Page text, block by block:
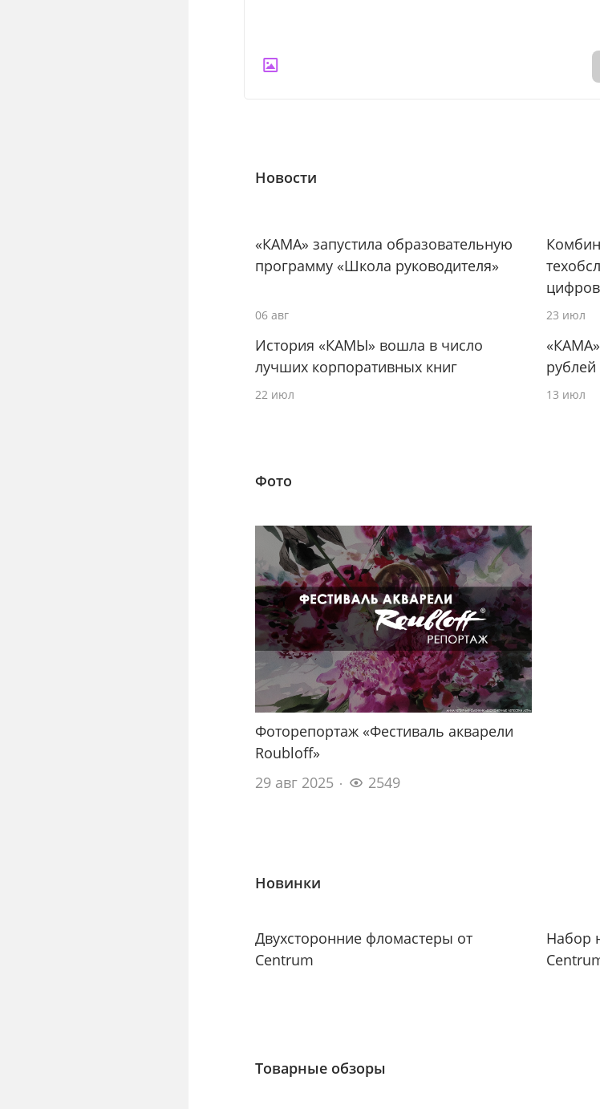
Новости
«КАМА» запустила образовательную
программу «Школа руководителя»
06 авг 23 июл
История «КАМЫ» вошла в число
лучших корпоративных книг
22 июл
рублей
13 июл
Фото
Фоторепортаж «Фестиваль акварели
Roubloff»
29 авг 2025
2549
Новинки
Двухсторонние фломастеры от
Centrum
Набор
Товарные обзоры